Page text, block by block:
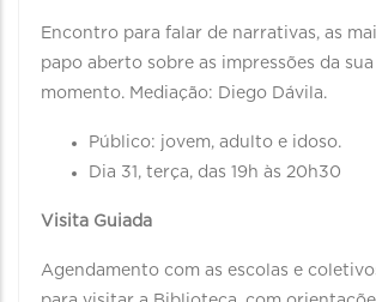
Encontro para falar de narrativas, as
papo aberto sobre as impressões da
momento. Mediação: Diego Dávila.
Público: jovem, adulto e idoso.
Dia 31, terça, das 19h às 20h30
Visita Guiada
Agendamento com as escolas e